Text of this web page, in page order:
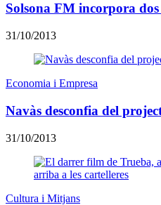
Solsona FM incorpora
31/10/2013
Economia i Empresa
Navàs desconfia del
31/10/2013
Cultura i Mitjans